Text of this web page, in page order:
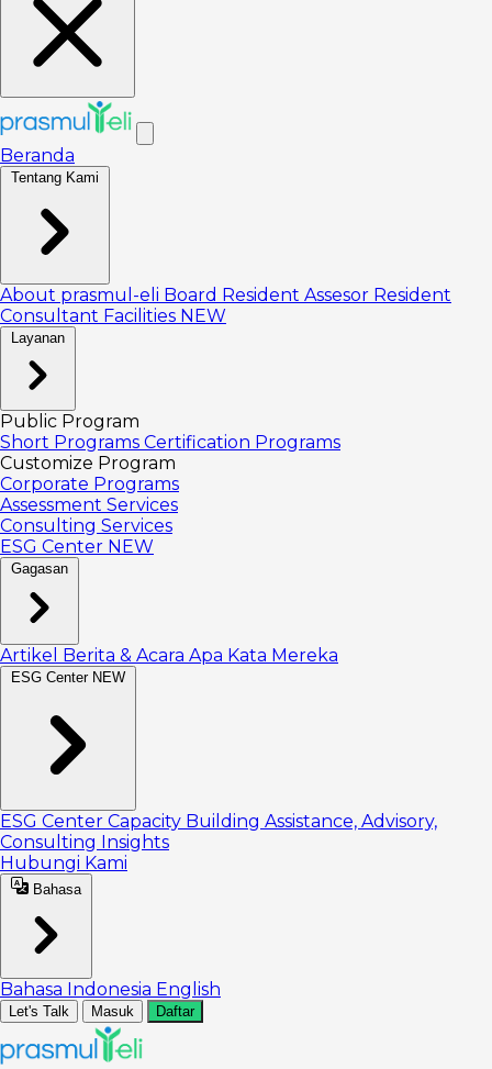
Beranda
Tentang Kami
About prasmul-eli Board Resident Assesor Resident
Consultant Facilities NEW
Layanan
Public Program
Short Programs Certification Programs
Customize Program
Corporate Programs
Assessment Services
Consulting Services
ESG Center NEW
Gagasan
Artikel Berita & Acara Apa Kata Mereka
ESG Center NEW
ESG Center Capacity Building Assistance, Advisory,
Consulting Insights
Hubungi Kami
Bahasa
Bahasa Indonesia English
Let's Talk Masuk Daftar